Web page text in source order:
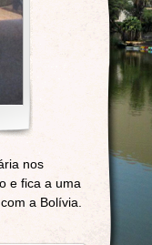
nos
e fica a uma
a Bolívia.